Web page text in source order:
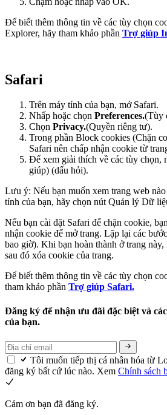
Để biết thêm thông tin về các tùy chọn
Explorer, hãy tham khảo phần Trợ giúp
Safari
Trên máy tính của bạn, mở Safari.
Nhấp hoặc chọn Preferences.(Tùy
Chọn Privacy.(Quyền riêng tư).
Trong phần Block cookies (Chặn
Safari nên chấp nhận cookie từ
Để xem giải thích về các tùy chọn,
giúp) (dấu hỏi).
Lưu ý: Nếu bạn muốn xem trang web
tính của bạn, hãy chọn nút Quản lý Dữ
Nếu bạn cài đặt Safari để chặn cookie,
nhận cookie để mở trang. Lặp lại các
bao giờ). Khi bạn hoàn thành ở trang
sau đó xóa cookie của trang.
Để biết thêm thông tin về các tùy chọn
tham khảo phần Trợ giúp Safari.
Đăng ký để nhận ưu đãi đặc biệt và
của bạn.
Tôi muốn tiếp thị cá nhân hóa từ
đăng ký bất cứ lúc nào. Xem Chính sách
Cảm ơn bạn đã đăng ký.